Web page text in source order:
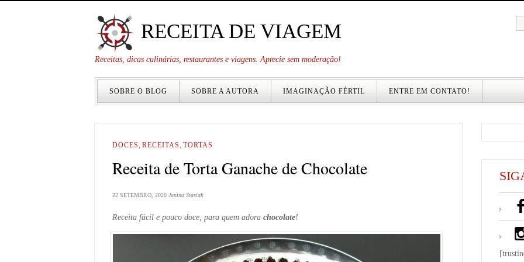
RECEITA DE VIAGEM
Receitas, dicas culinárias, restaurantes e viagens. Aprecie sem moderação!
SOBRE O BLOG SOBRE A AUTORA IMAGINAÇÃO FÉRTIL ENTRE EM CONTATO!
DOCES, RECEITAS, TORTAS
Receita de Torta Ganache de Chocolate
22 SETEMBRO, 2020 Janina Stasiak
Receita fácil e pouco doce, para quem adora chocolate!